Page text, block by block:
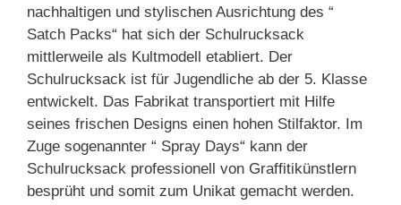
nachhaltigen und stylischen Ausrichtung des “
Satch Packs“ hat sich der Schulrucksack
mittlerweile als Kultmodell etabliert. Der
Schulrucksack ist für Jugendliche ab der 5. Klasse
entwickelt. Das Fabrikat transportiert mit Hilfe
seines frischen Designs einen hohen Stilfaktor. Im
Zuge sogenannter “ Spray Days“ kann der
Schulrucksack professionell von Graffitikünstlern
besprüht und somit zum Unikat gemacht werden.